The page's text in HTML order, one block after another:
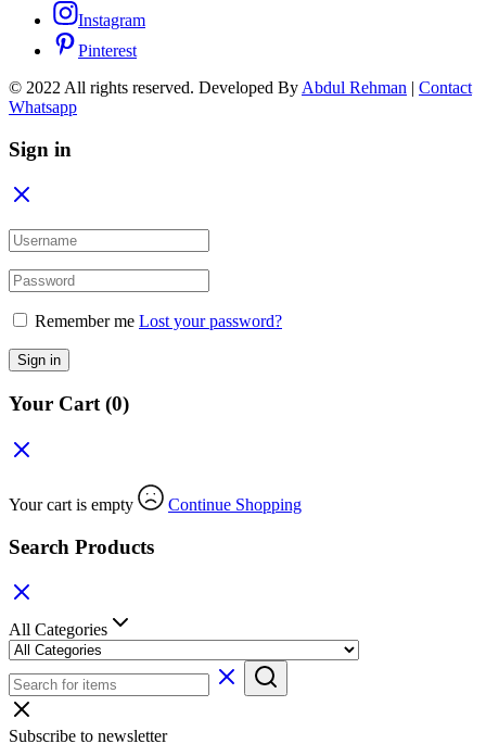
Instagram
Pinterest
© 2022 All rights reserved. Developed By Abdul Rehman | Contact
Whatsapp
Sign in
Remember me Lost your password?
Sign in
Your Cart (0)
Your cart is empty Continue Shopping
Search Products
All Categories
Subscribe to newsletter